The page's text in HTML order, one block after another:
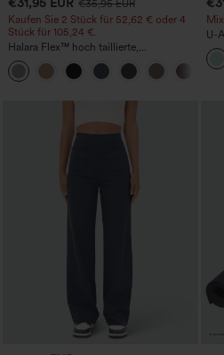
€35,95 EUR
Kaufen Sie 2 Stück für 52,62 € oder 4
Stück für 105,24 €.
Halara Flex™ hoch taillierte,
figurformende Arbeitshose, die die Taille
schmaler wirken lässt, mit Taschen,
weitem Bein und Mikro-Waffelstruktur
U-